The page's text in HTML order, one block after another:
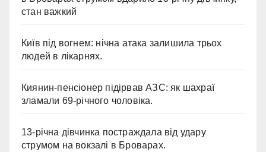
стан важкий
Київ під вогнем: нічна атака залишила трьох
людей в лікарнях.
Киянин-пенсіонер підірвав АЗС: як шахраї
зламали 69-річного чоловіка.
13-річна дівчинка постраждала від удару
струмом на вокзалі в Броварах.